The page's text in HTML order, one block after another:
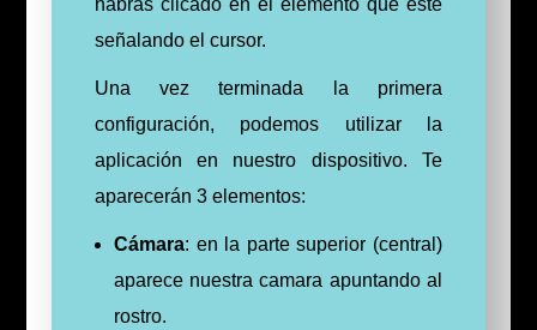
habrás clicado en el elemento que este
señalando el cursor.
Una vez terminada la primera
configuración, podemos utilizar la
aplicación en nuestro dispositivo. Te
aparecerán 3 elementos:
Cámara: en la parte superior (central)
aparece nuestra camara apuntando al
rostro.